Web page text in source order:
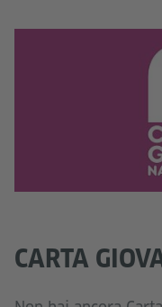
CARTA